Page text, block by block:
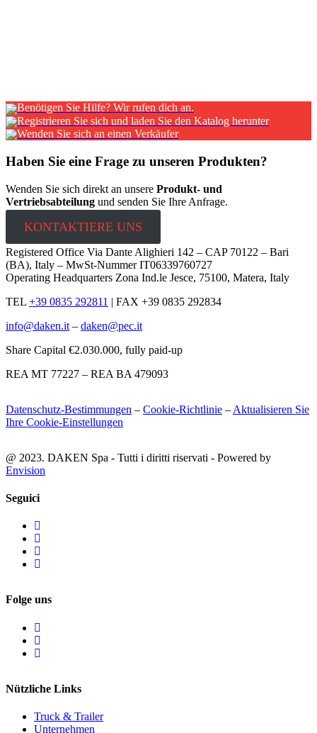
Benötigen Sie Hilfe? Wir rufen dich an.
Registrieren Sie sich und laden Sie den Katalog herunter
Wenden Sie sich an einen Verkäufer
Haben Sie eine Frage zu unseren Produkten?
Wenden Sie sich direkt an unsere Produkt- und
Vertriebsabteilung und senden Sie Ihre Anfrage.
KONTAKTIERE UNS
Registered Office Via Dante Alighieri 142 – CAP 70122 – Bari
(BA), Italy – MwSt-Nummer IT06339760727
Operating Headquarters Zona Ind.le Jesce, 75100, Matera, Italy
TEL +39 0835 292811 | FAX +39 0835 292834
info@daken.it – daken@pec.it
Share Capital €2.030.000, fully paid-up
REA MT 77227 – REA BA 479093
Datenschutz-Bestimmungen – Cookie-Richtlinie – Aktualisieren Sie
Ihre Cookie-Einstellungen
@ 2023. DAKEN Spa - Tutti i diritti riservati - Powered by
Envision
Seguici
Folge uns
Nützliche Links
Truck & Trailer
Unternehmen